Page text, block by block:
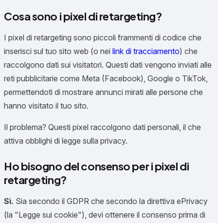
Cosa sono i pixel di retargeting?
I pixel di retargeting sono piccoli frammenti di codice che
inserisci sul tuo sito web (o nei link di tracciamento) che
raccolgono dati sui visitatori. Questi dati vengono inviati alle
reti pubblicitarie come Meta (Facebook), Google o TikTok,
permettendoti di mostrare annunci mirati alle persone che
hanno visitato il tuo sito.
Il problema? Questi pixel raccolgono dati personali, il che
attiva obblighi di legge sulla privacy.
Ho bisogno del consenso per i pixel di
retargeting?
Sì. Sia secondo il GDPR che secondo la direttiva ePrivacy
(la "Legge sui cookie"), devi ottenere il consenso prima di